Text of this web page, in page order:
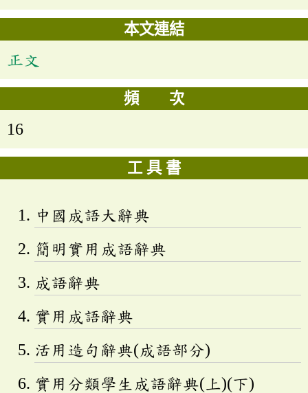
本文連結
正文
頻 次
16
工 具 書
中國成語大辭典
簡明實用成語辭典
成語辭典
實用成語辭典
活用造句辭典(成語部分)
實用分類學生成語辭典(上)(下)